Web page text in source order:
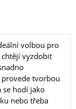
volbou pro
vyzdobit
tvorbou
se hodí jako
nebo třeba